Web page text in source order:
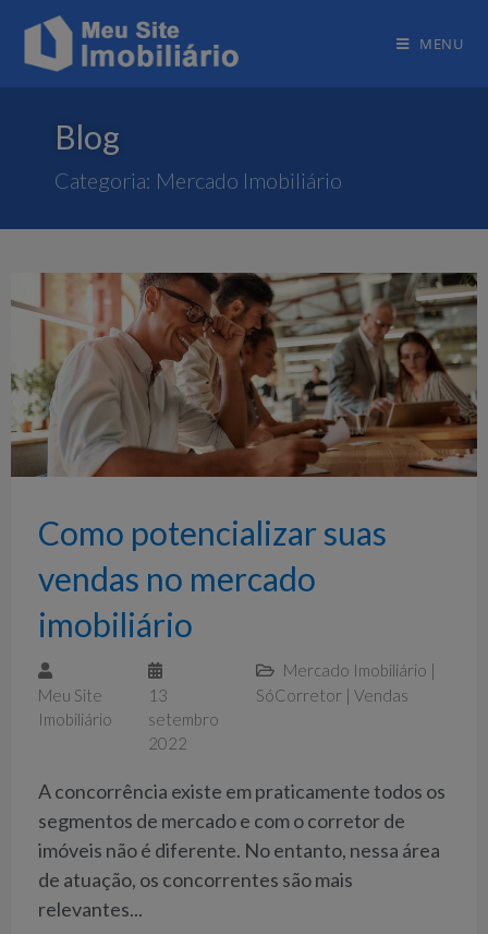
MENU
Blog
Categoria: Mercado Imobiliário
Como potencializar suas
vendas no mercado
imobiliário
Meu Site
Imobiliário
13
setembro
2022
Mercado Imobiliário |
SóCorretor| Vendas
A concorrência existe em praticamente todos os
segmentos de mercado e com o corretor de
imóveis não é diferente. No entanto, nessa área
de atuação, os concorrentes são mais
relevantes...